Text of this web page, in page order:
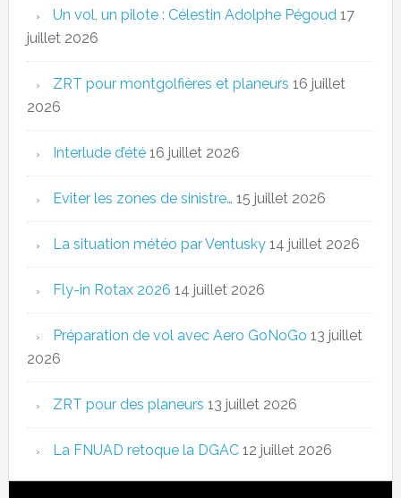
Un vol, un pilote : Célestin Adolphe Pégoud 17
juillet 2026
ZRT pour montgolfières et planeurs 16 juillet
2026
Interlude d’été 16 juillet 2026
Eviter les zones de sinistre… 15 juillet 2026
La situation météo par Ventusky 14 juillet 2026
Fly-in Rotax 2026 14 juillet 2026
Préparation de vol avec Aero GoNoGo 13 juillet
2026
ZRT pour des planeurs 13 juillet 2026
La FNUAD retoque la DGAC 12 juillet 2026